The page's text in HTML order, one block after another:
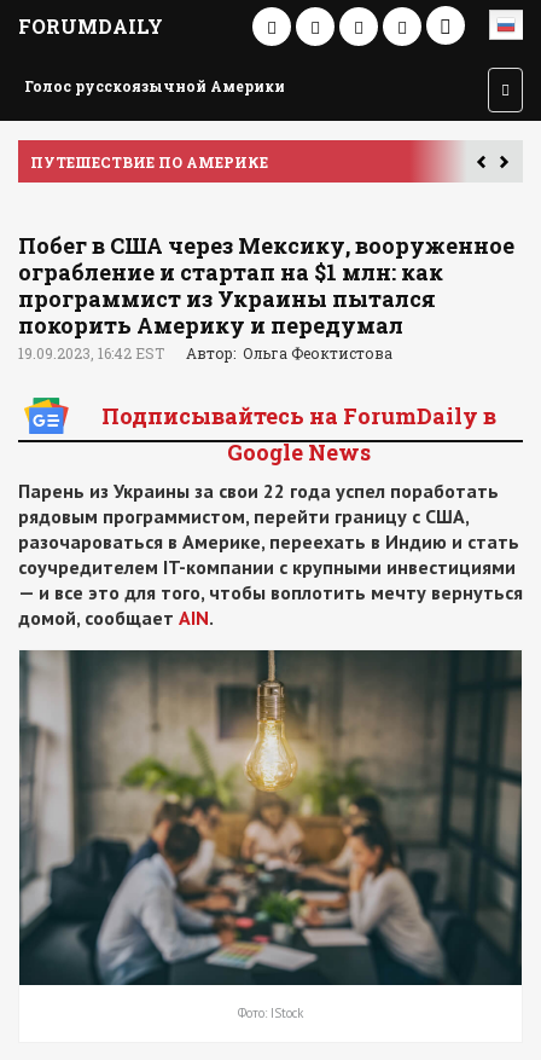
FORUMDAILY
Голос русскоязычной Америки
ПУТЕШЕСТВИЕ ПО АМЕРИКЕ
Побег в США через Мексику, вооруженное
ограбление и стартап на $1 млн: как
программист из Украины пытался
покорить Америку и передумал
19.09.2023, 16:42 EST Автор: Ольга Феоктистова
Подписывайтесь на ForumDaily в
Google News
Парень из Украины за свои 22 года успел поработать
рядовым программистом, перейти границу с США,
разочароваться в Америке, переехать в Индию и стать
соучредителем IT-компании с крупными инвестициями
— и все это для того, чтобы воплотить мечту вернуться
домой, сообщает AIN.
Фото: IStock